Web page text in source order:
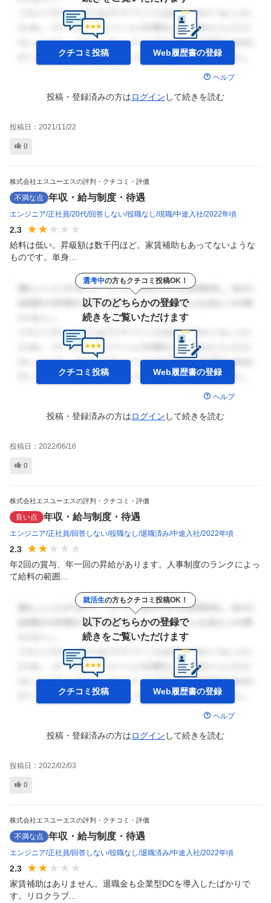
クチコミ投稿 Web履歴書の登録
ヘルプ
投稿・登録済みの方はログイン して続きを読む
投稿日： 2021/11/22
0
株式会社エスユーエスの評判・クチコミ・評価
不満な点 年収・給与制度・待遇
エンジニア 正社員 20代 回答しない 役職なし 現職 中途入社 2022年頃
2.3
給料は低い。昇級額は数千円ほど。家賃補助もあってないような
ものです。単身...
選考中の方もクチコミ投稿OK！
以下のどちらかの登録で
続きをご覧いただけます
クチコミ投稿 Web履歴書の登録
ヘルプ
投稿・登録済みの方はログイン して続きを読む
投稿日： 2022/06/16
0
株式会社エスユーエスの評判・クチコミ・評価
良い点 年収・給与制度・待遇
エンジニア 正社員 回答しない 役職なし 退職済み 中途入社 2022年頃
2.3
年2回の賞与、年一回の昇給があります。人事制度のランクによっ
て給料の範囲...
就活生の方もクチコミ投稿OK！
以下のどちらかの登録で
続きをご覧いただけます
クチコミ投稿 Web履歴書の登録
ヘルプ
投稿・登録済みの方はログイン して続きを読む
投稿日： 2022/02/03
0
株式会社エスユーエスの評判・クチコミ・評価
不満な点 年収・給与制度・待遇
エンジニア 正社員 回答しない 役職なし 退職済み 中途入社 2022年頃
2.3
家賃補助はありません。退職金も企業型DCを導入したばかりで
す。リロクラブ...